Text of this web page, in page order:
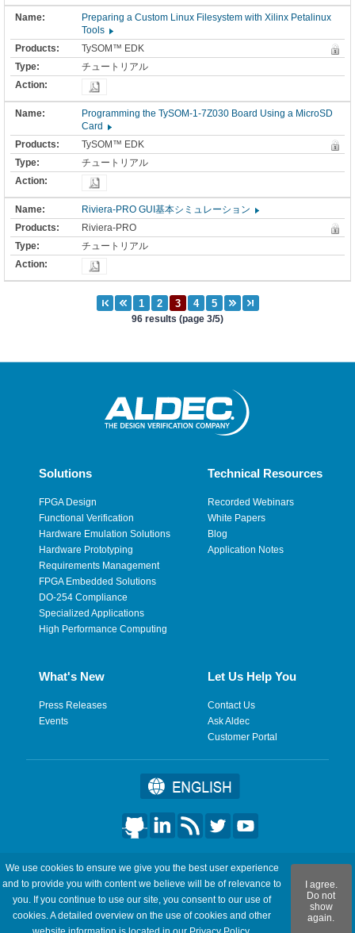
Preparing a Custom Linux Filesystem with Xilinx Petalinux
Tools
TySOM™ EDK
チュートリアル
Programming the TySOM-1-7Z030 Board Using a MicroSD
Card
TySOM™ EDK
チュートリアル
Riviera-PRO GUI基本シミュレーション
Riviera-PRO
チュートリアル
96 results (page 3/5)
Solutions
FPGA Design
Functional Verification
Hardware Emulation Solutions
Hardware Prototyping
Requirements Management
FPGA Embedded Solutions
DO-254 Compliance
Specialized Applications
High Performance Computing
Technical Resources
Recorded Webinars
White Papers
Blog
Application Notes
What's New
Press Releases
Events
Let Us Help You
Contact Us
Ask Aldec
Customer Portal
©2026 Aldec, Inc. All Rights Reserved.
Legal | Privacy | Site Map | RSS Feeds | フィードバックを送
信
We use cookies to ensure we give you the best user experience
and to provide you with content we believe will be of relevance to
you. If you continue to use our site, you consent to our use of
cookies. A detailed overview on the use of cookies and other
I agree.
Do not
show
again.